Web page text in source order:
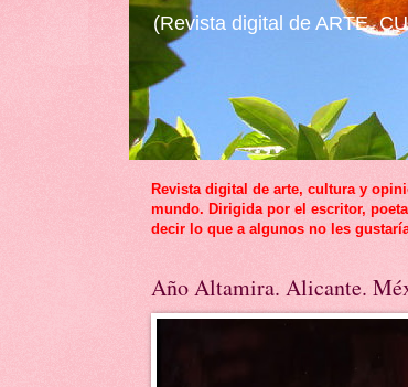
(Revista digital de ARTE,
Revista digital de arte, cultura y
mundo. Dirigida por el escritor,
decir lo que a algunos no les
Año Altamira. Alicante.